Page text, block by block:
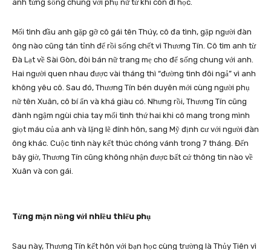
anh từng sống chung với phụ nữ từ khi còn đi học.
Mối tình đầu anh gặp gỡ cô gái tên Thúy, cô đa tình, gặp người đàn
ông nào cũng tán tỉnh để rồi sống chết vì Thương Tín. Cô tìm anh từ
Đà Lạt về Sài Gòn, đòi bán nữ trang mẹ cho để sống chung với anh.
Hai người quen nhau được vài tháng thì “đường tình đôi ngả” vì anh
không yêu cô. Sau đó, Thương Tín bén duyên mới cùng người phụ
nữ tên Xuân, cô bí ẩn và khá giàu có. Nhưng rồi, Thương Tín cũng
đành ngậm ngùi chia tay mối tình thứ hai khi cô mang trong mình
giọt máu của anh và lặng lẽ đính hôn, sang Mỹ định cư với người đàn
ông khác. Cuộc tình này kết thúc chóng vánh trong 7 tháng. Đến
bây giờ, Thương Tín cũng không nhận được bất cứ thông tin nào về
Xuân và con gái.
Từng mặn nồng với nhiều thiếu phụ
Sau này, Thương Tín kết hôn với bạn học cùng trường là Thủy Tiên vì